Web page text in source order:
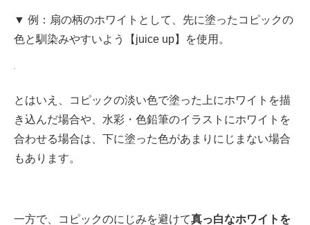
▼ 例：扇の柄のホワイトとして、先に塗ったコピックの
色と馴染みやすいよう【juice up】を使用。
とはいえ、コピックの淡い色で塗った上にホワイトを描
き込んだ場合や、水彩・色鉛筆のイラストにホワイトを
合わせる場合は、下に塗った色があまりにじまない場合
もあります。
一方で、コピックのにじみを避けて真っ白なホワイトを